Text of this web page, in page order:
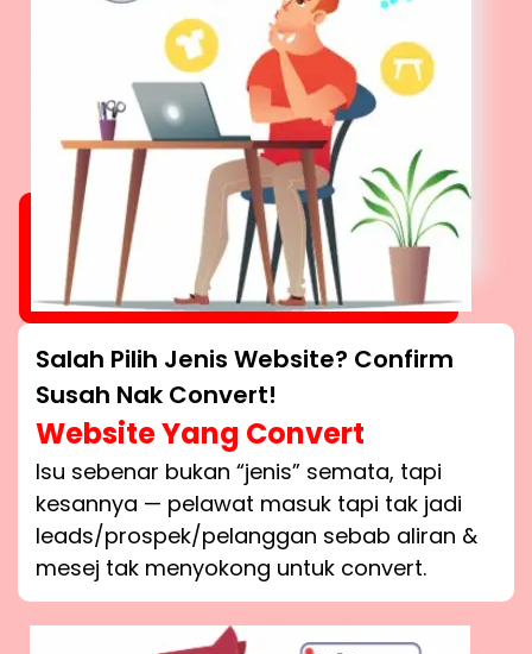
Salah Pilih Jenis Website? Confirm
Susah Nak Convert!
Website Yang Convert
Isu sebenar bukan “jenis” semata, tapi
kesannya — pelawat masuk tapi tak jadi
leads/prospek/pelanggan sebab aliran &
mesej tak menyokong untuk convert.